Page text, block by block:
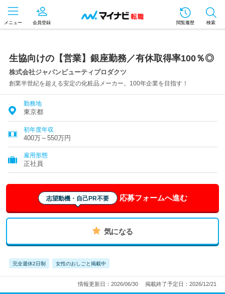
メニュー 会員登録 閲覧履歴 検索
生協向けの【営業】銀座勤務／有休取得率100％◎
株式会社ジャパンビューティプロダクツ
創業半世紀を超える安定の化粧品メーカー。100年企業を目指す！
勤務地
東京都
初年度年収
400万～550万円
雇用形態
正社員
志望動機・自己PR不要 応募フォームへ進む
気になる
完全週休2日制 女性のおしごと掲載中
情報更新日：2026/06/30 掲載終了予定日：2026/12/21